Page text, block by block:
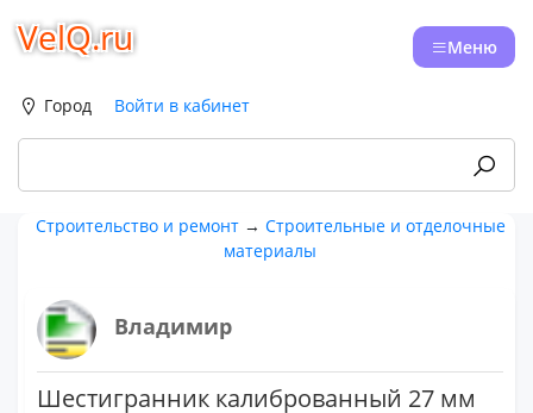
VelQ.ru Меню
Город Войти в кабинет
Строительство и ремонт→ Строительные и отделочные
материалы
Владимир
Шестигранник калиброванный 27 мм